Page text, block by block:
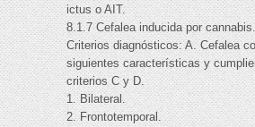
ictus o AIT.
8.1.7 Cefalea inducida por cannabis.
Criterios diagnósticos: A. Cefalea
siguientes características y
criterios C y D.
1. Bilateral.
2. Frontotemporal.